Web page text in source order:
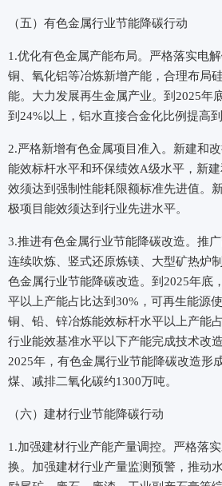
（五）有色金属行业节能降碳行动
1.优化有色金属产能布局。严格落实电
铜、氧化铝等冶炼新增产能，合理布局
能。大力发展再生金属产业。到2025年
到24%以上，铝水直接合金化比例提高到
2.严格新增有色金属项目准入。新建和
能效标杆水平和环保绩效A级水平，新
效须达到强制性能耗限额标准先进值。
极项目能效须达到行业先进水平。
3.推进有色金属行业节能降碳改造。推
连续吹炼、竖式还原炼镁、大型矿热炉
色金属行业节能降碳改造。到2025年底
平以上产能占比达到30%，可再生能源
铜、铅、锌冶炼能效标杆水平以上产能
行业能效基准水平以下产能完成技术改
2025年，有色金属行业节能降碳改造形
煤、减排二氧化碳约1300万吨。
（六）建材行业节能降碳行动
1.加强建材行业产能产量调控。严格落
换。加强建材行业产量监测预警，推动